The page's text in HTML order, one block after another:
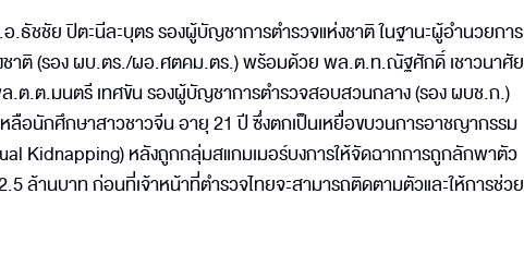
ธัชชัย ปิตะนีละบุตร รองผู้บัญชาการตำรวจแห่งชาติ ในฐานะผู้อำนวยการ
าติ (รอง ผบ.ตร./ผอ.ศตคม.ตร.) พร้อมด้วย พล.ต.ท.ณัฐศักดิ์ เชาวนาศัย
.ต.มนตรี เทศขัน รองผู้บัญชาการตำรวจสอบสวนกลาง (รอง ผบช.ก.)
หลือนักศึกษาสาวชาวจีน อายุ 21 ปี ซึ่งตกเป็นเหยื่อขบวนการอาชญากรรม
Kidnapping) หลังถูกกลุ่มสแกมเมอร์บงการให้จัดฉากการถูกลักพาตัว
ล้านบาท ก่อนที่เจ้าหน้าที่ตำรวจไทยจะสามารถติดตามตัวและให้การช่วย